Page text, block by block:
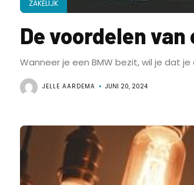
ZAKELIJK
De voordelen
Wanneer je een BMW bezit, wil je dat
JELLE AARDEMA JUNI 20, 2024